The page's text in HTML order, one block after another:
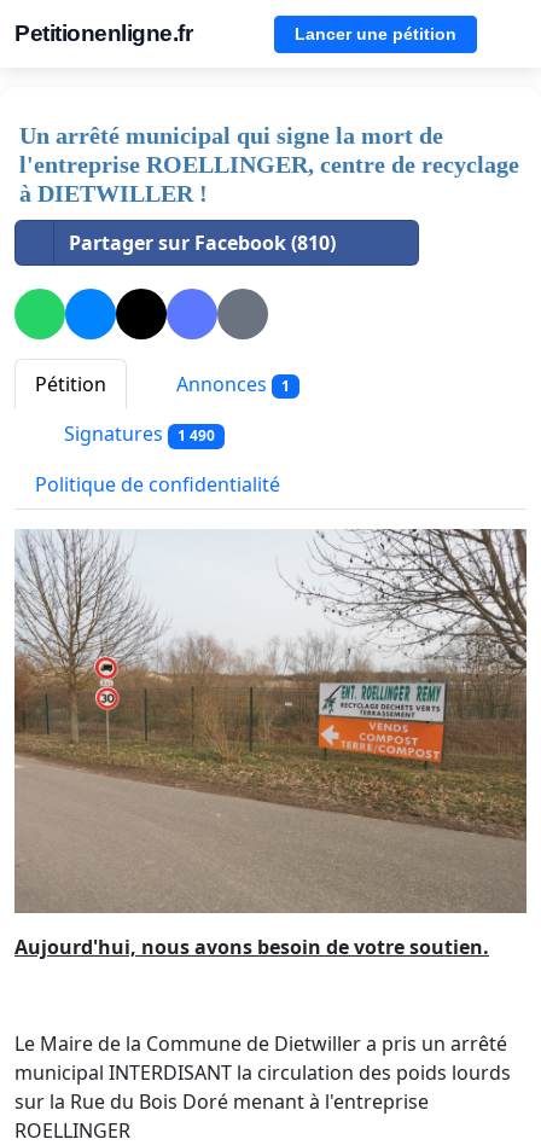
Petitionenligne.fr Lancer une pétition
Un arrêté municipal qui signe la mort de
l'entreprise ROELLINGER, centre de recyclage
à DIETWILLER !
Partager sur Facebook (810)
Pétition Annonces 1
Signatures 1 490
Politique de confidentialité
Aujourd'hui, nous avons besoin de votre soutien.
Le Maire de la Commune de Dietwiller a pris un arrêté
municipal INTERDISANT la circulation des poids lourds
sur la Rue du Bois Doré menant à l'entreprise
ROELLINGER